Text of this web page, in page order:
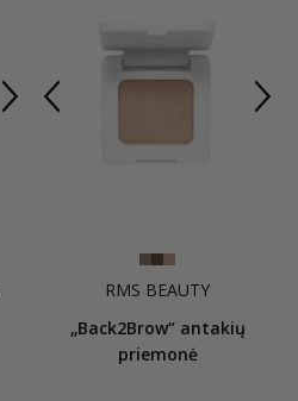
RMS BEAUTY
„Back2Brow“ antakių
priemonė